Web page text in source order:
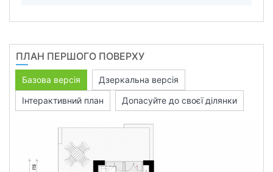
ПЛАН ПЕРШОГО ПОВЕРХУ
Базова версія
Дзеркальна версія
Інтерактивний план
Допасуйте до своєї ділянки